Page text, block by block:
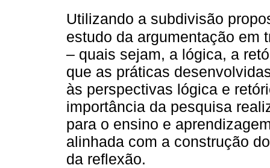
Utilizando a subdivisão
estudo da argumentação em
– quais sejam, a lógica, a
que as práticas
às perspectivas lógica e
importância da pesquisa
para o ensino e
alinhada com a construção
da reflexão.